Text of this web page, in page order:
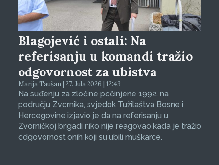
Blagojević i ostali: Na
referisanju u komandi tražio
odgovornost za ubistva
Marija Taušan | 27. Jula 2026 | 12:43
Na suđenju za zločine počinjene 1992. na
području Zvornika, svjedok Tužilaštva Bosne i
Hercegovine izjavio je da na referisanju u
Zvorničkoj brigadi niko nije reagovao kada je tražio
odgovornost onih koji su ubili muškarce.